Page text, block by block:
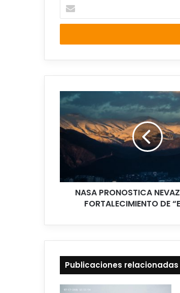
correo
NASA
PRONOSTICA
NEVAZONES
POR
FORTALECIMIENTO
NASA PRONOSTICA
FORTALECIMIENTO DE
Publicaciones relacionadas